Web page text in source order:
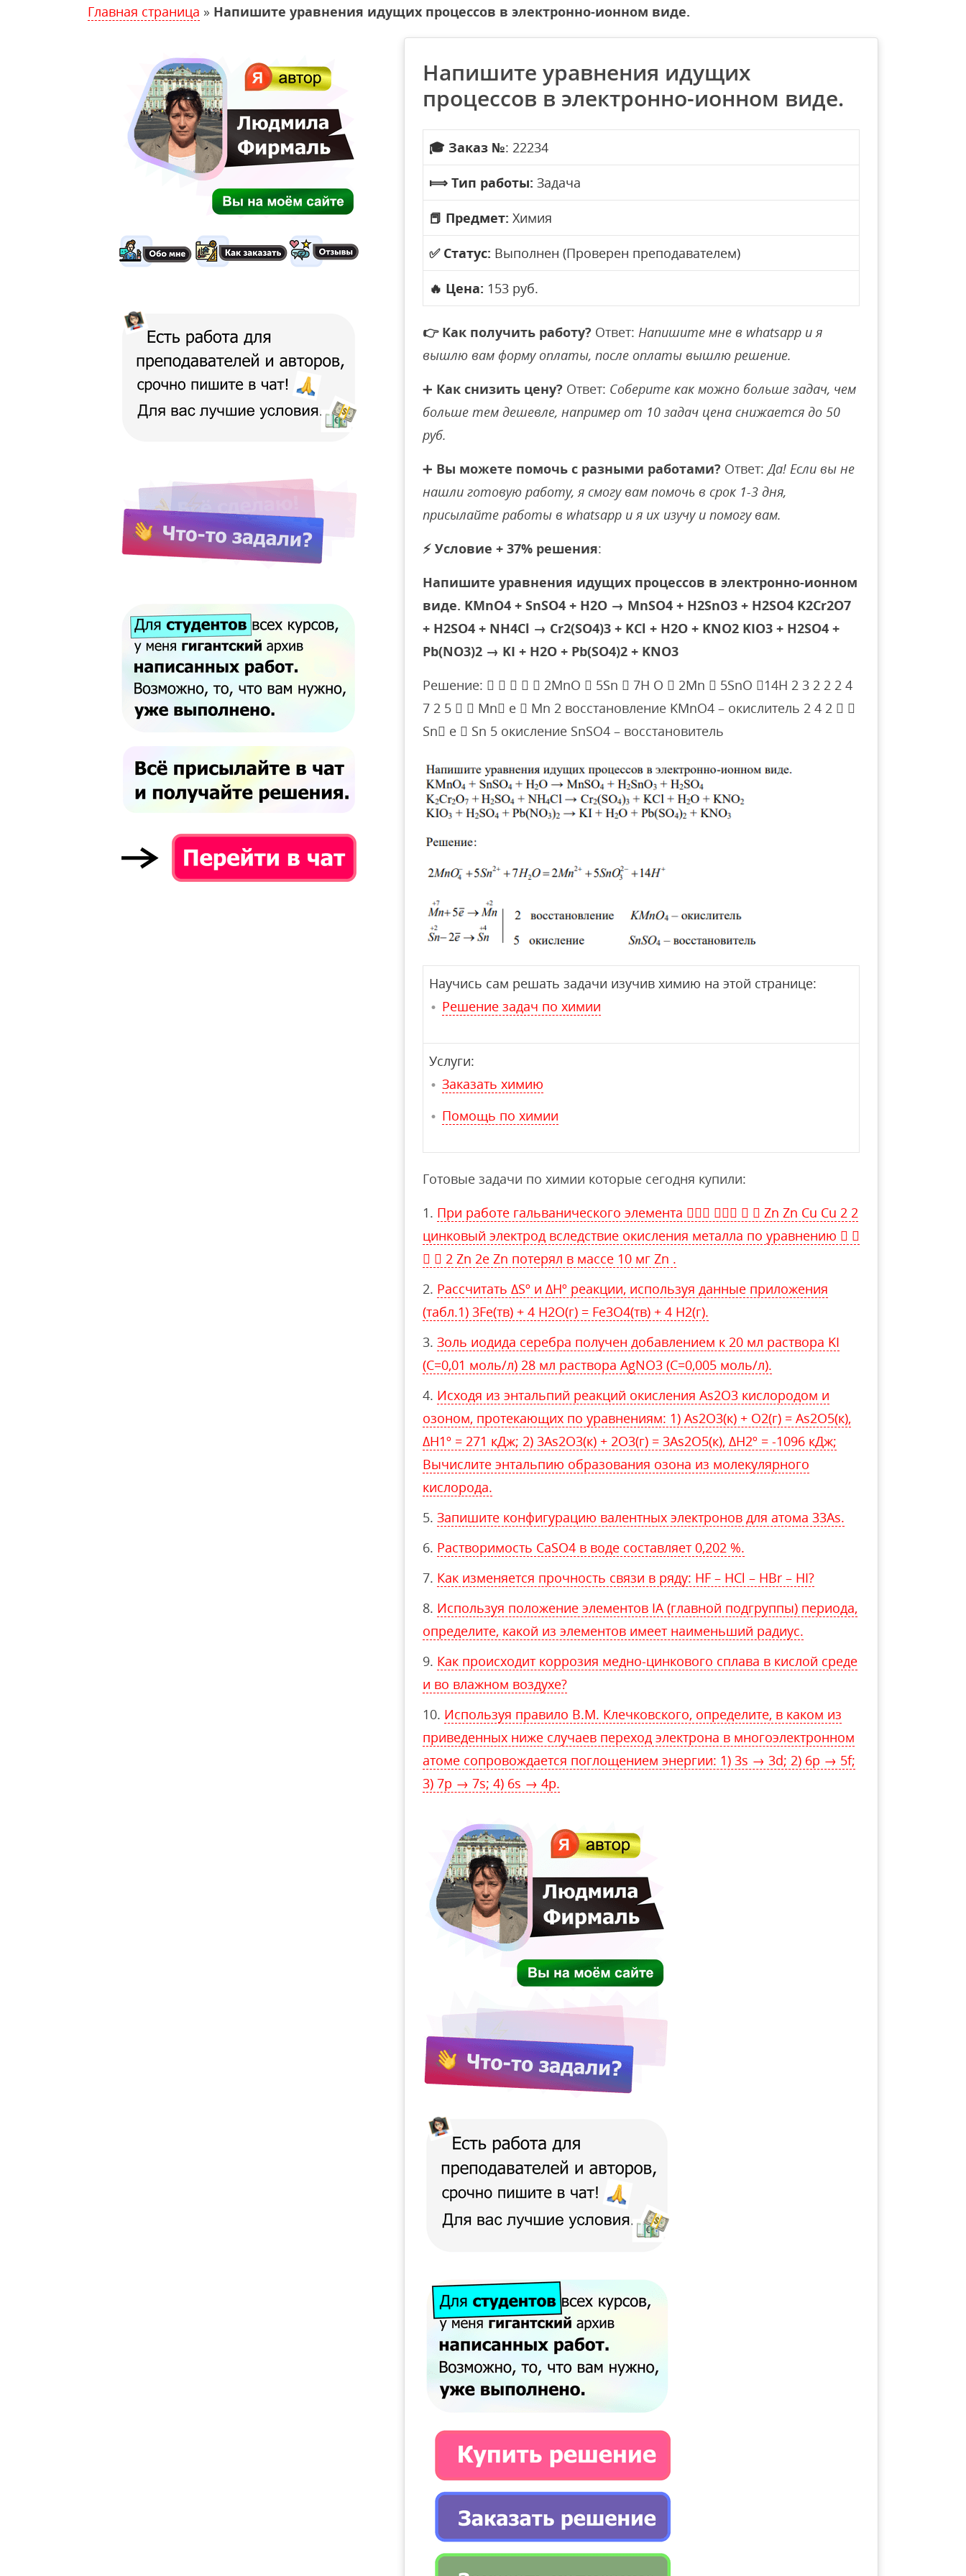
Главная страница » Напишите уравнения идущих процессов в электронно-ионном виде.
Напишите уравнения идущих
процессов в электронно-ионном виде.
🎓 Заказ №: 22234
⟾ Тип работы: Задача
📕 Предмет: Химия
✅ Статус: Выполнен (Проверен преподавателем)
🔥 Цена: 153 руб.
👉 Как получить работу? Ответ: Напишите мне в whatsapp и я
вышлю вам форму оплаты, после оплаты вышлю решение.
➕ Как снизить цену? Ответ: Соберите как можно больше задач, чем
больше тем дешевле, например от 10 задач цена снижается до 50
руб.
➕ Вы можете помочь с разными работами? Ответ:Да! Если вы не
нашли готовую работу, я смогу вам помочь в срок 1-3 дня,
присылайте работы в whatsapp и я их изучу и помогу вам.
⚡ Условие + 37% решения:
Напишите уравнения идущих процессов в электронно-ионном
виде. KMnО4 + SnSO4 + Н2О → MnSО4 + H2SnO3 + Н2SО4 K2Cr2О7
+ Н2SО4 + NH4Cl → Cr2(SО4)3 + KCl + H2O + KNО2 KIО3 + Н2SО4 +
Pb(NO3)2 → KI + H2O + Pb(SO4)2 + KNО3
Решение:      2MnO  5Sn  7H O  2Mn  5SnO 14H 2 3 2 2 2 4
7 2 5   Mn e  Mn 2 восстановление KMnO4 – окислитель 2 4 2  
Sn e  Sn 5 окисление SnSO4 – восстановитель
Научись сам решать задачи изучив химию на этой странице:
Решение задач по химии
Услуги:
Заказать химию
Помощь по химии
Готовые задачи по химии которые сегодня купили:
При работе гальванического элемента     Zn Zn Cu Cu 2 2
цинковый электрод вследствие окисления металла по уравнению  
  2 Zn 2e Zn потерял в массе 10 мг Zn .
Рассчитать ΔSº и ΔHº реакции, используя данные приложения
(табл.1) 3Fe(тв) + 4 Н2О(г) = Fe3O4(тв) + 4 Н2(г).
Золь иодида серебра получен добавлением к 20 мл раствора KI
(С=0,01 моль/л) 28 мл раствора AgNO3 (C=0,005 моль/л).
Исходя из энтальпий реакций окисления As2O3 кислородом и
озоном, протекающих по уравнениям: 1) As2O3(к) + O2(г) = As2O5(к),
ΔH1º = 271 кДж; 2) 3As2O3(к) + 2O3(г) = 3As2O5(к), ΔH2º = -1096 кДж;
Вычислите энтальпию образования озона из молекулярного
кислорода.
Запишите конфигурацию валентных электронов для атома 33As.
Растворимость СаSO4 в воде составляет 0,202 %.
Как изменяется прочность связи в ряду: HF – HCl – HBr – HI?
Используя положение элементов IA (главной подгруппы) периода,
определите, какой из элементов имеет наименьший радиус.
Как происходит коррозия медно-цинкового сплава в кислой среде
и во влажном воздухе?
Используя правило В.М. Клечковского, определите, в каком из
приведенных ниже случаев переход электрона в многоэлектронном
атоме сопровождается поглощением энергии: 1) 3s → 3d; 2) 6p → 5f;
3) 7p → 7s; 4) 6s → 4p.